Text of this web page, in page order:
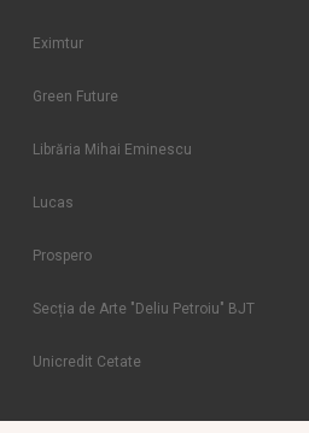
Eximtur
Green Future
Librăria Mihai Eminescu
Lucas
Prospero
Secția de Arte "Deliu Petroiu" BJT
Unicredit Cetate